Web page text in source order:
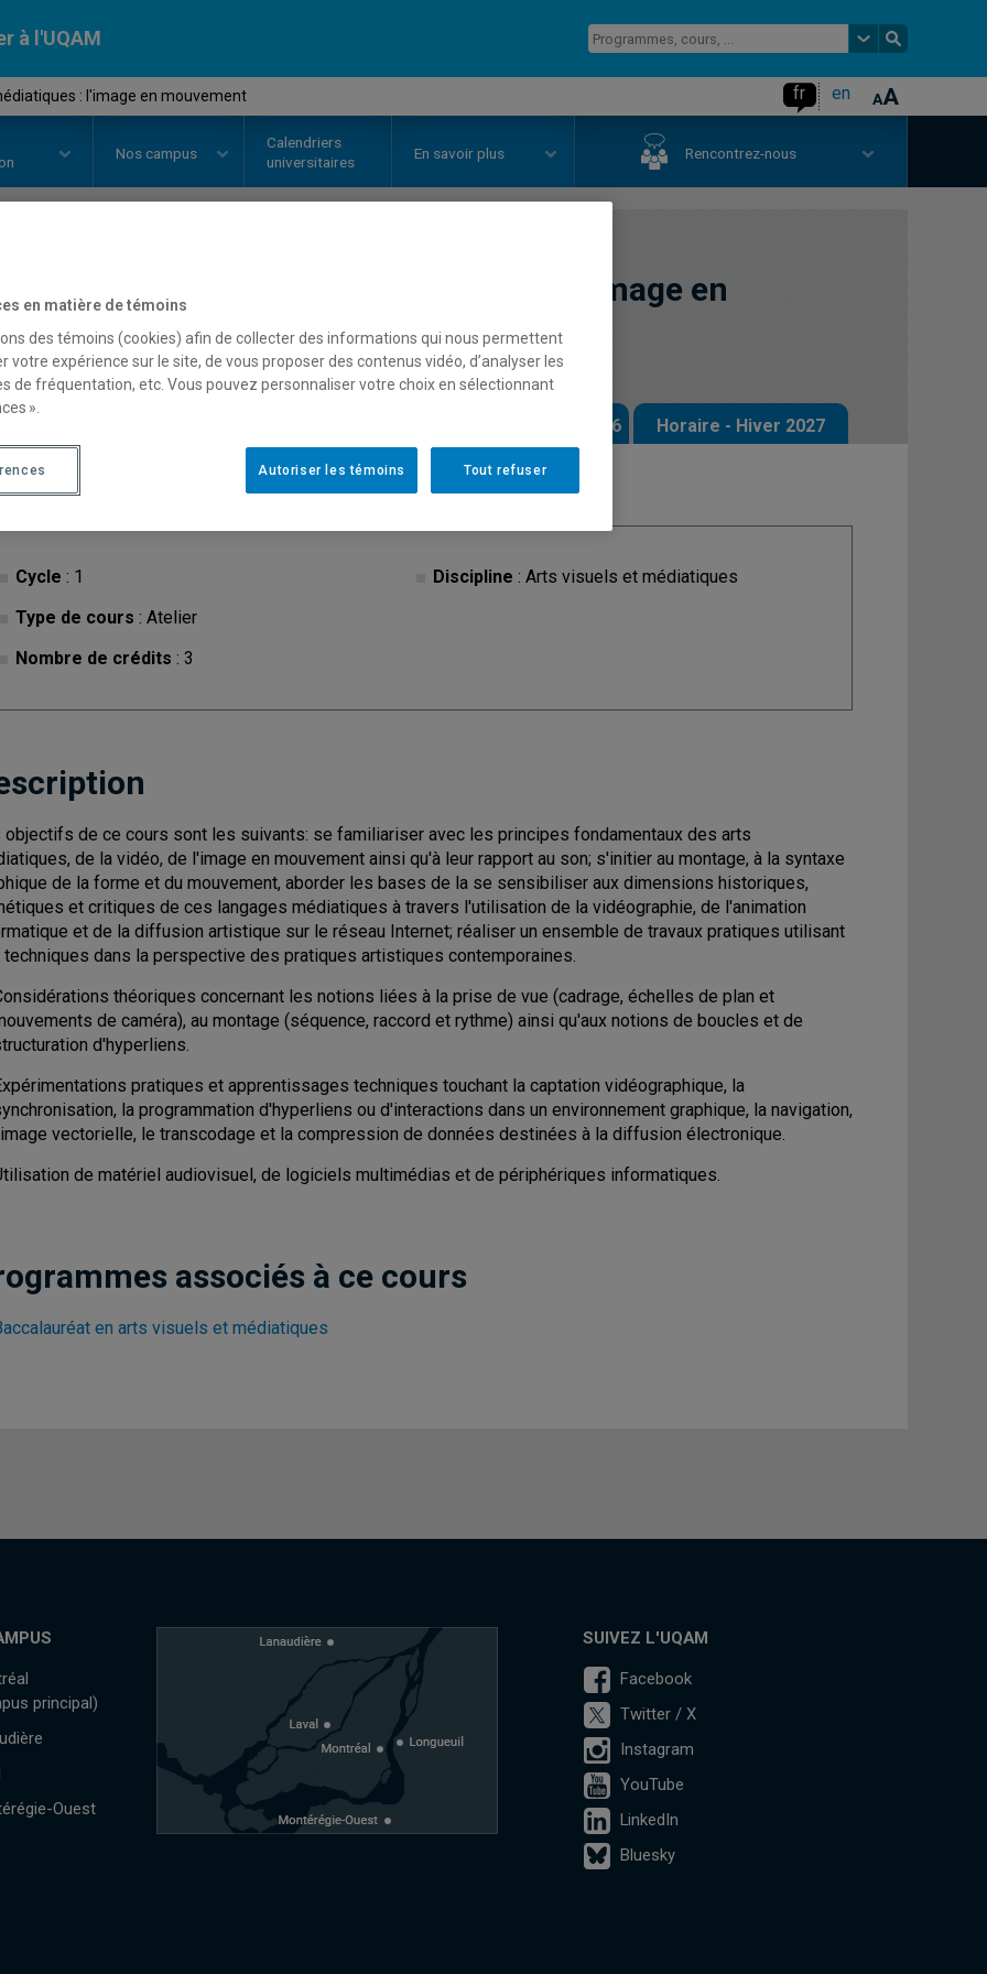
à l'UQAM
: l'image en mouvement fr en
Nos campus
Calendriers
universitaires
En savoir plus Rencontrez-nous
AVM1310
Arts médiatiques : l'image en
mouvement
Horaire - Automne 2026 Horaire - Hiver 2027
Cycle : 1
Type de cours : Atelier
Nombre de crédits : 3
Discipline : Arts visuels et médiatiques
objectifs de ce cours sont les suivants: se familiariser avec les principes fondamentaux des arts
de la vidéo, de l'image en mouvement ainsi qu'à leur rapport au son; s'initier au montage, à la syntaxe
de la forme et du mouvement, aborder les bases de la se sensibiliser aux dimensions historiques,
et critiques de ces langages médiatiques à travers l'utilisation de la vidéographie, de l'animation
et de la diffusion artistique sur le réseau Internet; réaliser un ensemble de travaux pratiques utilisant
dans la perspective des pratiques artistiques contemporaines.
théoriques concernant les notions liées à la prise de vue (cadrage, échelles de plan et
de caméra), au montage (séquence, raccord et rythme) ainsi qu'aux notions de boucles et de
d'hyperliens.
pratiques et apprentissages techniques touchant la captation vidéographique, la
la programmation d'hyperliens ou d'interactions dans un environnement graphique, la navigation,
vectorielle, le transcodage et la compression de données destinées à la diffusion électronique.
de matériel audiovisuel, de logiciels multimédias et de périphériques informatiques.
associés à ce cours
en arts visuels et médiatiques
principal)
Ouest
SUIVEZ L'UQAM
Facebook
Twitter / X
Instagram
YouTube
LinkedIn
Bluesky
en matière de témoins
des témoins (cookies) afin de collecter des informations qui nous permettent
votre expérience sur le site, de vous proposer des contenus vidéo, d’analyser les
de fréquentation, etc. Vous pouvez personnaliser votre choix en sélectionnant
».
Tout refuser
Autoriser les témoins